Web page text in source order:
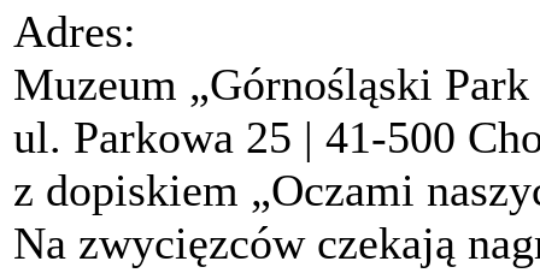
Adres:
Muzeum „Górnośląski
ul. Parkowa 25 | 41-500
z dopiskiem „Oczami
Na zwycięzców czekają